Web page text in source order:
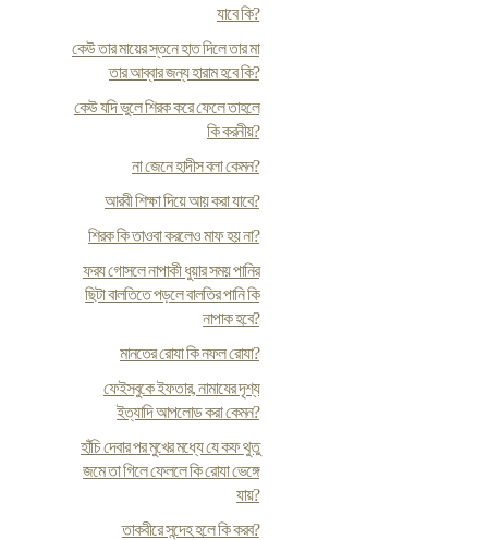
যাবে কি?
কেউ তার মায়ের স্তনে হাত দিলে তার মা
তার আব্বার জন্য হারাম হবে কি?
কেউ যদি ভুলে শিরক করে ফেলে তাহলে
কি করনীয়?
না জেনে হাদীস বলা কেমন?
আরবী শিক্ষা দিয়ে আয় করা যাবে?
শিরক কি তাওবা করলেও মাফ হয় না?
ফর‍য গোসলে নাপাকী ধুয়ার সময় পানির
ছিটা বালতিতে পড়লে বালতির পানি কি
নাপাক হবে?
মানতের রোযা কি নফল রোযা?
ফেইসবুকে ইফতার, নামাযের দৃশ্য
ইত্যাদি আপলোড করা কেমন?
হাঁচি দেবার পর মুখের মধ্যে যে কফ থুতু
জমে তা গিলে ফেললে কি রোযা ভেঙ্গে
যায়?
তাকবীরে সন্দেহ হলে কি করব?